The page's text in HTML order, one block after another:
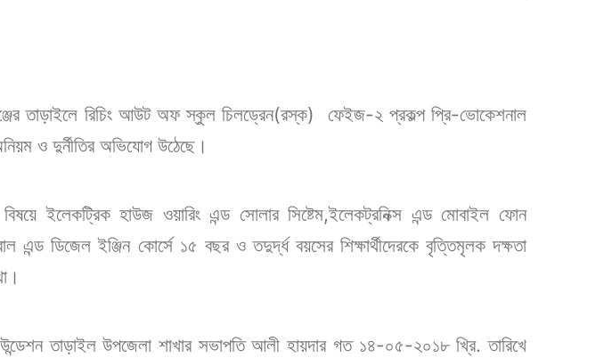
তাড়াইলে রিচিং আউট অফ স্কুল চিলড্রেন(রস্ক) ফেইজ-২ প্রকল্প প্রি-ভোকেশনাল
ও দুর্নীতির অভিযোগ উঠেছে।
ইলেকট্রিক হাউজ ওয়ারিং এন্ড সোলার সিষ্টেম,ইলেকট্রনিক্স এন্ড মোবাইল ফোন
এন্ড ডিজেল ইঞ্জিন কোর্সে ১৫ বছর ও তদুর্দ্ধ বয়সের শিক্ষার্থীদেরকে বৃত্তিমৃলক দক্ষতা
তাড়াইল উপজেলা শাখার সভাপতি আলী হায়দার গত ১৪-০৫-২০১৮ খ্রি. তারিখে